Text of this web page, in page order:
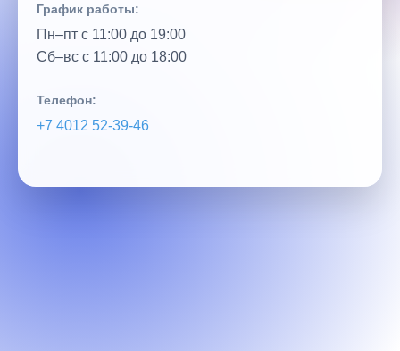
График работы:
Пн–пт с 11:00 до 19:00
Сб–вс с 11:00 до 18:00
Телефон:
+7 4012 52‑39‑46